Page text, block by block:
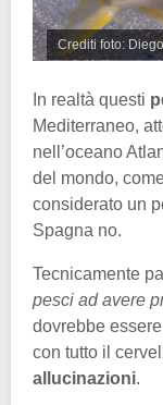
Crediti foto:
In realtà questi
Mediterraneo,
nell’oceano
del mondo,
considerato un
Spagna no.
Tecnicamente
pesci ad avere
dovrebbe
con tutto il
allucinazioni.